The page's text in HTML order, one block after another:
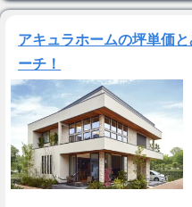
アキュラホームの坪単価
ーチ！